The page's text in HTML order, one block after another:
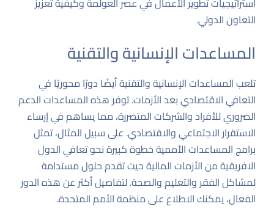
التعاون الدولي.
المساعدات الإنسانية والتقنية
تلعب المساعدات الإنسانية والتقنية أيضًا دورًا محوريًا في
التعافي الاقتصادي بعد الأزمات. توفر هذه المساعدات الدعم
الضروري للأفراد والشركات المتضررة، مما يساهم في إرساء
الاستقرار الاجتماعي والاقتصادي. على سبيل المثال، تمثل
برامج المساعدات الأممية خطوة كبيرة نحو تعافي الدول
الافريقية من الأزمات المالية حيث تقدم حلول مستدامة
لمشاكل الفقر والتعليم والصحة. لتفاصيل أكثر عن هذه الدور
الفعال، يمكنك الاطلاع علىمنظمة الأمم المتحدة.